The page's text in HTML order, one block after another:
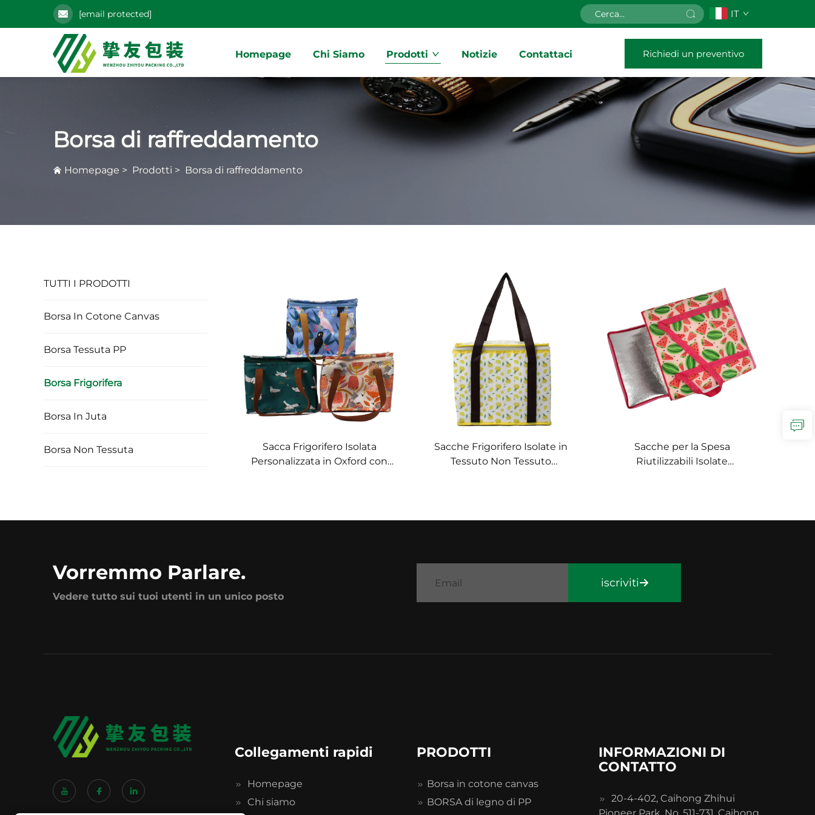
[email protected] IT
Homepage Chi Siamo Prodotti Notizie Contattaci Richiedi un preventivo
Borsa di raffreddamento
Homepage > Prodotti > Borsa di raffreddamento
TUTTI I PRODOTTI
Borsa In Cotone Canvas
Borsa Tessuta PP
Borsa Frigorifera
Borsa In Juta
Borsa Non Tessuta
Sacca Frigorifero Isolata
Personalizzata in Oxford con
Sacche Frigorifero Isolate in
Tessuto Non Tessuto
Sacche per la Spesa
Riutilizzabili Isolate
Aziendali
Vorremmo Parlare.
Vedere tutto sui tuoi utenti in un unico posto
iscriviti
Collegamenti rapidi
Homepage
Chi siamo
PRODOTTI
Borsa in cotone canvas
BORSA di legno di PP
INFORMAZIONI DI
CONTATTO
20-4-402, Caihong Zhihui
Pioneer Park, No. 511-731, Caihong